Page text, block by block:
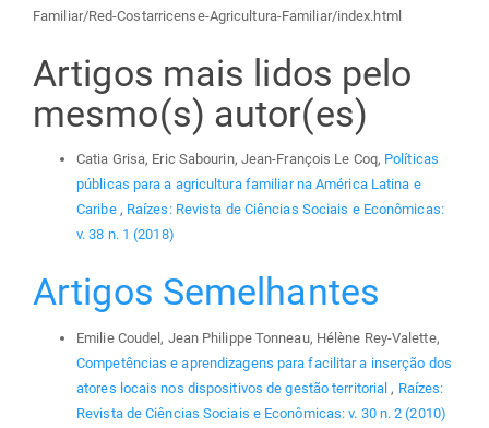
Familiar/Red-Costarricense-Agricultura-Familiar/index.html
Artigos mais lidos pelo
mesmo(s) autor(es)
Catia Grisa, Eric Sabourin, Jean-François Le Coq, Políticas
públicas para a agricultura familiar na América Latina e
Caribe , Raízes: Revista de Ciências Sociais e Econômicas:
v. 38 n. 1 (2018)
Artigos Semelhantes
Emilie Coudel, Jean Philippe Tonneau, Hélène Rey-Valette,
Competências e aprendizagens para facilitar a inserção dos
atores locais nos dispositivos de gestão territorial , Raízes:
Revista de Ciências Sociais e Econômicas: v. 30 n. 2 (2010)